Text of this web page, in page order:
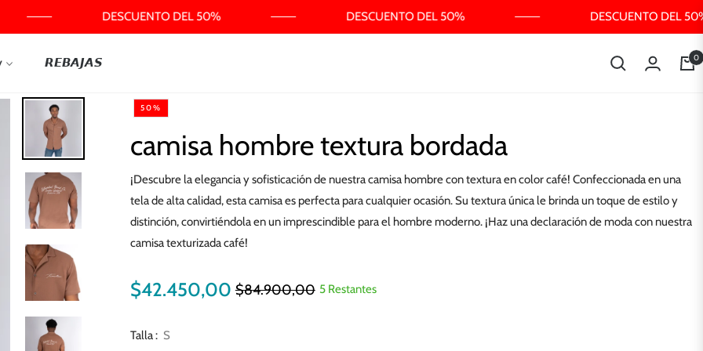
DESCUENTO DEL 50% DESCUENTO DEL 50% DESCUENTO DEL 50%
𝙍𝙀𝘽𝘼𝙅𝘼𝙎 0
50%
camisa hombre textura bordada
¡Descubre la elegancia y sofisticación de nuestra camisa hombre con textura en color café! Confeccionada en una
tela de alta calidad, esta camisa es perfecta para cualquier ocasión. Su textura única le brinda un toque de estilo y
distinción, convirtiéndola en un imprescindible para el hombre moderno. ¡Haz una declaración de moda con nuestra
camisa texturizada café!
$42.450,00 Precio
$84.900,00 5 Restantes
Talla : S